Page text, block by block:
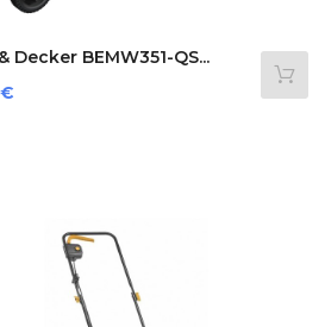
Decker BEMW351-QS...